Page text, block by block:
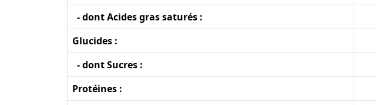
- dont Acides gras saturés :
Glucides :
- dont Sucres :
Protéines :